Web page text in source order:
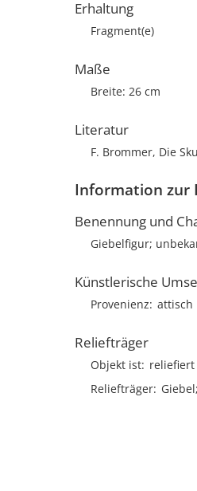
Erhaltung
Fragment(e)
Maße
Breite: 26 cm
Literatur
F. Brommer, Die
Information zur
Benennung und
Giebelfigur;
Künstlerische
Provenienz attisch
Reliefträger
Objekt ist reliefiert
Reliefträger